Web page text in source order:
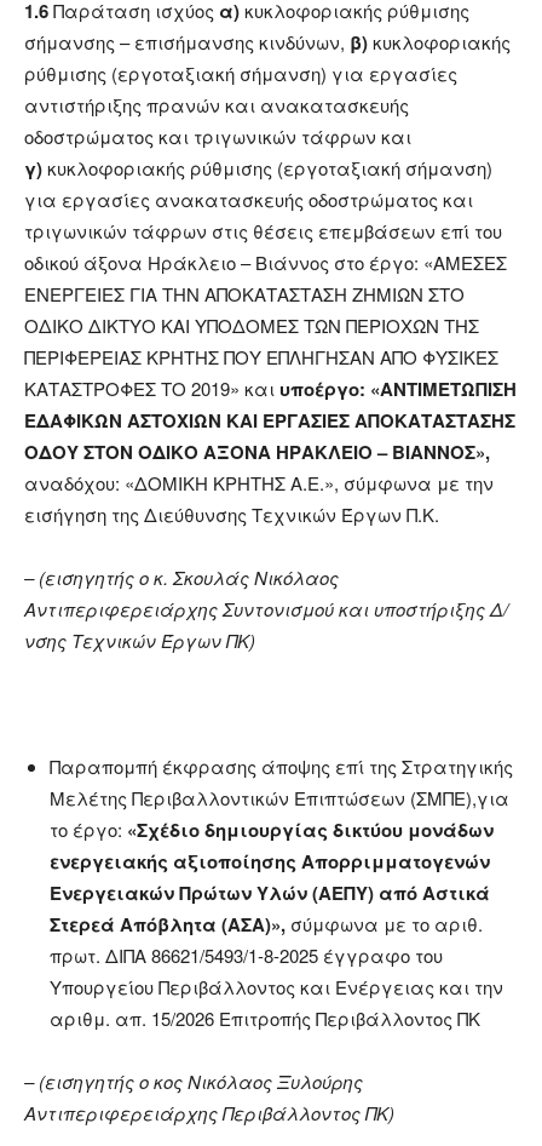
1.6Παράταση ισχύος α)κυκλοφοριακής ρύθμισης
σήμανσης – επισήμανσης κινδύνων, β)κυκλοφοριακής
ρύθμισης (εργοταξιακή σήμανση) για εργασίες
αντιστήριξης πρανών και ανακατασκευής
οδοστρώματος και τριγωνικών τάφρων και
γ)κυκλοφοριακής ρύθμισης (εργοταξιακή σήμανση)
για εργασίες ανακατασκευής οδοστρώματος και
τριγωνικών τάφρων στις θέσεις επεμβάσεων επί του
οδικού άξονα Ηράκλειο – Βιάννος στο έργο: «ΑΜΕΣΕΣ
ΕΝΕΡΓΕΙΕΣ ΓΙΑ ΤΗΝ ΑΠΟΚΑΤΑΣΤΑΣΗ ΖΗΜΙΩΝ ΣΤΟ
ΟΔΙΚΟ ΔΙΚΤΥΟ ΚΑΙ ΥΠΟΔΟΜΕΣ ΤΩΝ ΠΕΡΙΟΧΩΝ ΤΗΣ
ΠΕΡΙΦΕΡΕΙΑΣ ΚΡΗΤΗΣ ΠΟΥ ΕΠΛΗΓΗΣΑΝ ΑΠΟ ΦΥΣΙΚΕΣ
ΚΑΤΑΣΤΡΟΦΕΣ ΤΟ 2019» και υποέργο: «ΑΝΤΙΜΕΤΩΠΙΣΗ
ΕΔΑΦΙΚΩΝ ΑΣΤΟΧΙΩΝ ΚΑΙ ΕΡΓΑΣΙΕΣ ΑΠΟΚΑΤΑΣΤΑΣΗΣ
ΟΔΟΥ ΣΤΟΝ ΟΔΙΚΟ ΑΞΟΝΑ ΗΡΑΚΛΕΙΟ – ΒΙΑΝΝΟΣ»,
αναδόχου: «ΔΟΜΙΚΗ ΚΡΗΤΗΣ Α.Ε.», σύμφωνα με την
εισήγηση της Διεύθυνσης Τεχνικών Έργων Π.Κ.
– (εισηγητής ο κ. Σκουλάς Νικόλαος
Αντιπεριφερειάρχης Συντονισμού και υποστήριξης Δ/
νσης Τεχνικών Έργων ΠΚ)
Παραπομπή έκφρασης άποψης επί της Στρατηγικής
Μελέτης Περιβαλλοντικών Επιπτώσεων (ΣΜΠΕ),για
το έργο: «Σχέδιο δημιουργίας δικτύου μονάδων
ενεργειακής αξιοποίησης Απορριμματογενών
Ενεργειακών Πρώτων Υλών (ΑΕΠΥ) από Αστικά
Στερεά Απόβλητα (ΑΣΑ)», σύμφωνα με το αριθ.
πρωτ. ΔΙΠΑ 86621/5493/1-8-2025 έγγραφο του
Υπουργείου Περιβάλλοντος και Ενέργειας και την
αριθμ. απ. 15/2026 Επιτροπής Περιβάλλοντος ΠΚ
– (εισηγητής ο κος Νικόλαος Ξυλούρης
Αντιπεριφερειάρχης Περιβάλλοντος ΠΚ)